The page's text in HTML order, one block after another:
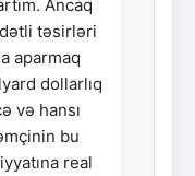
Ancaq
təsirləri
aparmaq
dollarlıq
və hansı
bu
real